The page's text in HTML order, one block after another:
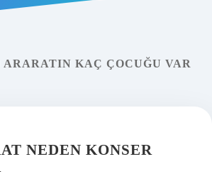
ARARATIN KAÇ ÇOCUĞU VAR
NEDEN KONSER